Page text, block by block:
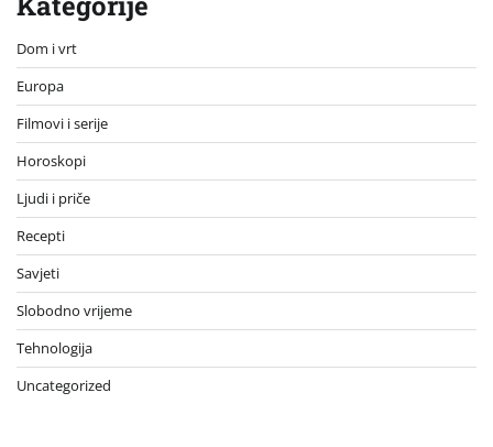
Dom i vrt
Europa
Filmovi i serije
Horoskopi
Ljudi i priče
Recepti
Savjeti
Slobodno vrijeme
Tehnologija
Uncategorized